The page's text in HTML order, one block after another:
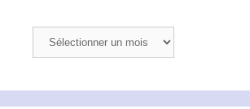
Archives